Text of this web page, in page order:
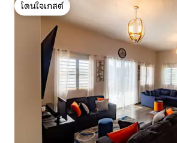
โดนใจเกสต์
โดนใจเกสต์